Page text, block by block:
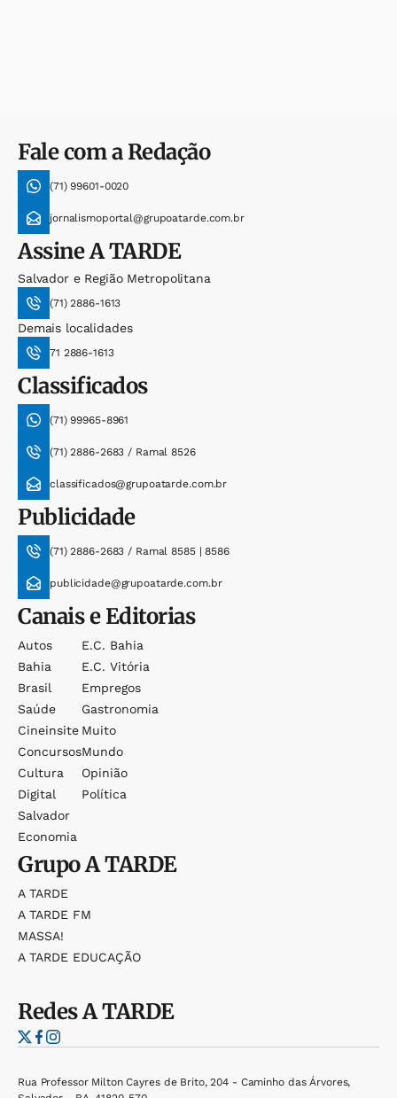
Fale com a Redação
(71) 99601-0020
jornalismoportal@grupoatarde.com.br
AssineA TARDE
Salvador e Região Metropolitana
(71) 2886-1613
Demais localidades
71 2886-1613
Classificados
(71) 99965-8961
(71) 2886-2683 / Ramal 8526
classificados@grupoatarde.com.br
Publicidade
(71) 2886-2683 / Ramal 8585 | 8586
publicidade@grupoatarde.com.br
Canais e Editorias
Autos
Bahia
Brasil
Saúde
Cineinsite
Concursos
Cultura
Digital
Salvador
Economia
E.c. Bahia
E.c. Vitória
Empregos
Gastronomia
Muito
Mundo
Opinião
Política
GrupoA TARDE
A TARDE
A TARDE FM
MASSA!
A TARDE EDUCAÇÃO
RedesA TARDE
Rua Professor Milton Cayres de Brito, 204 - Caminho das Árvores,